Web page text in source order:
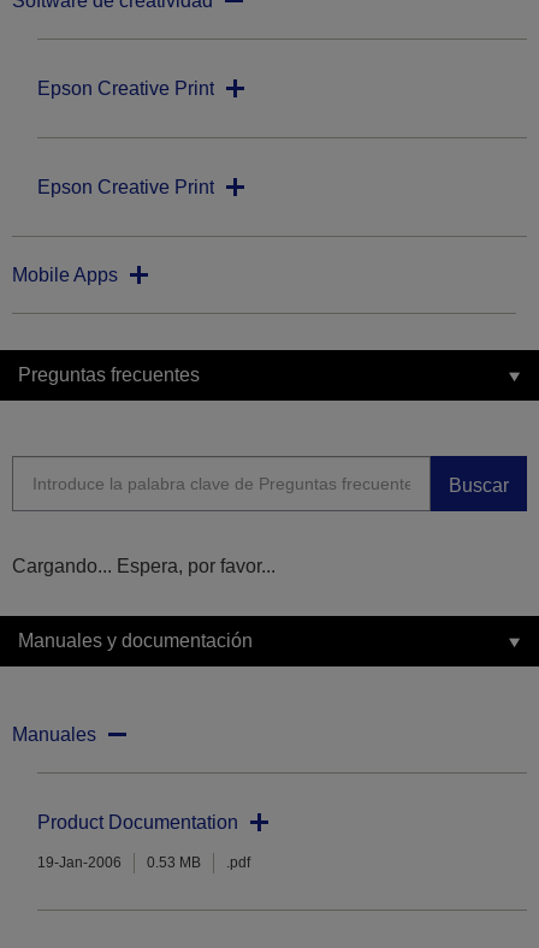
Epson Creative Print
Epson Creative Print
Mobile Apps
Preguntas frecuentes
Buscar
Cargando... Espera, por favor...
Manuales y documentación
Manuales
Product Documentation
19-Jan-2006 0.53 MB .pdf